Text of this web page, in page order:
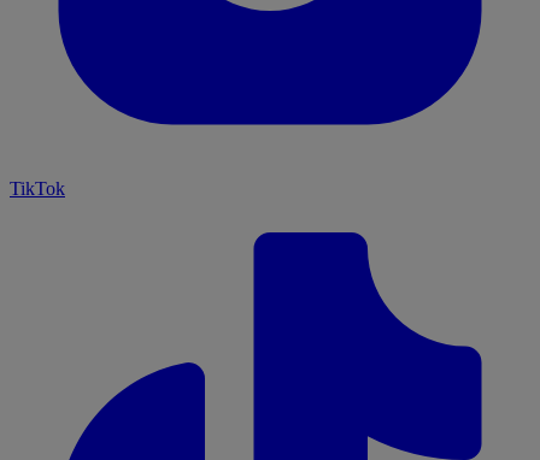
TikTok